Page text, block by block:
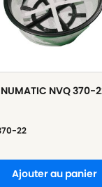
NVQ 370-
22
Ajouter au panier